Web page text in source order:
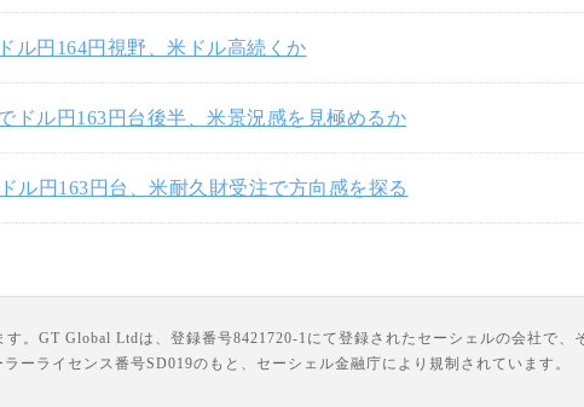
ル円164円視野、米ドル高続くか
ドル円163円台後半、米景況感を見極めるか
ル円163円台、米耐久財受注で方向感を探る
。GT Global Ltdは、登録番号8421720-1にて登録されたセーシェルの会社で
ーライセンス番号SD019のもと、セーシェル金融庁により規制されています。